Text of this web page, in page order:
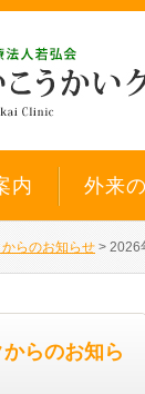
内 外来
らのお知らせ > 2026
らのお知ら